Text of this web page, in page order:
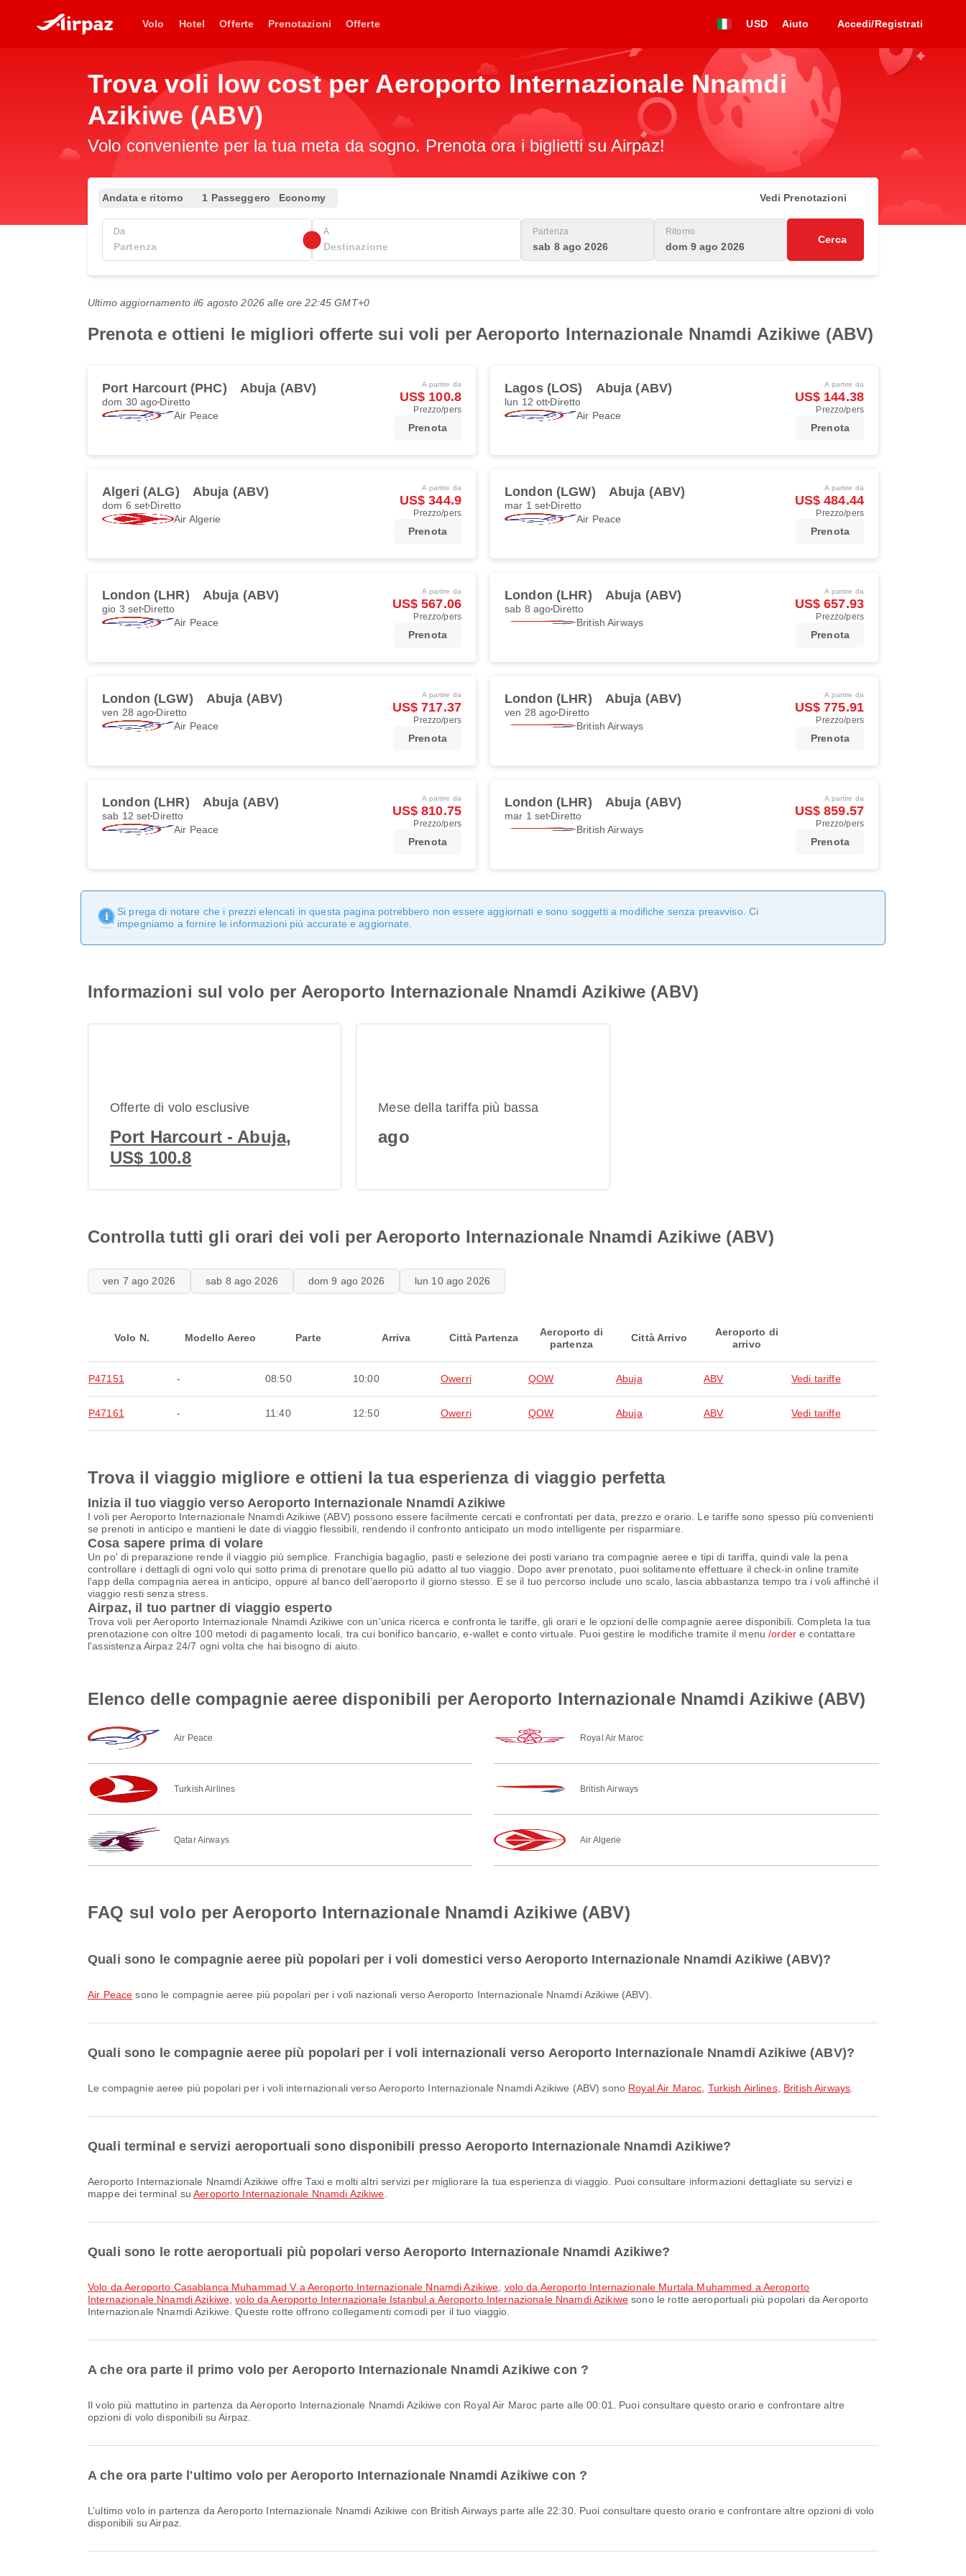
Volo Hotel Offerte Prenotazioni Offerte USD Aiuto Accedi/Registrati
Trova voli low cost per Aeroporto Internazionale Nnamdi
Azikiwe (ABV)
Volo conveniente per la tua meta da sogno. Prenota ora i biglietti su Airpaz!
Andata e ritorno 1 Passeggero Economy Vedi Prenotazioni
Da A Partenza
sab 8 ago 2026
Ritorno
dom 9 ago 2026
Cerca
Ultimo aggiornamento il6 agosto 2026 alle ore 22:45 GMT+0
Prenota e ottieni le migliori offerte sui voli per Aeroporto Internazionale Nnamdi Azikiwe (ABV)
Port Harcourt (PHC) Abuja (ABV)
dom 30 ago Diretto
Air Peace
A partire da
US$ 100.8
Prezzo/pers
Prenota
Lagos (LOS) Abuja (ABV)
lun 12 ott Diretto
Air Peace
A partire da
US$ 144.38
Prezzo/pers
Prenota
Algeri (ALG) Abuja (ABV)
dom 6 set Diretto
Air Algerie
A partire da
US$ 344.9
Prezzo/pers
Prenota
London (LGW) Abuja (ABV)
mar 1 set Diretto
Air Peace
A partire da
US$ 484.44
Prezzo/pers
Prenota
London (LHR) Abuja (ABV)
gio 3 set Diretto
Air Peace
A partire da
US$ 567.06
Prezzo/pers
Prenota
London (LHR) Abuja (ABV)
sab 8 ago Diretto
British Airways
A partire da
US$ 657.93
Prezzo/pers
Prenota
London (LGW) Abuja (ABV)
ven 28 ago Diretto
Air Peace
A partire da
US$ 717.37
Prezzo/pers
Prenota
London (LHR) Abuja (ABV)
ven 28 ago Diretto
British Airways
A partire da
US$ 775.91
Prezzo/pers
Prenota
London (LHR) Abuja (ABV)
sab 12 set Diretto
Air Peace
A partire da
US$ 810.75
Prezzo/pers
Prenota
London (LHR) Abuja (ABV)
mar 1 set Diretto
British Airways
A partire da
US$ 859.57
Prezzo/pers
Prenota
Si prega di notare che i prezzi elencati in questa pagina potrebbero non essere aggiornati e sono soggetti a modifiche senza preavviso. Ci
impegniamo a fornire le informazioni più accurate e aggiornate.
Informazioni sul volo per Aeroporto Internazionale Nnamdi Azikiwe (ABV)
Offerte di volo esclusive
Port Harcourt - Abuja,
US$ 100.8
Mese della tariffa più bassa
ago
Controlla tutti gli orari dei voli per Aeroporto Internazionale Nnamdi Azikiwe (ABV)
ven 7 ago 2026 sab 8 ago 2026 dom 9 ago 2026 lun 10 ago 2026
Volo N. Modello Aereo Parte Arriva Città Partenza
Aeroporto di
partenza
Città Arrivo
Aeroporto di
arrivo
P47151 - 08:50 10:00 Owerri QOW Abuja ABV Vedi tariffe
P47161 - 11:40 12:50 Owerri QOW Abuja ABV Vedi tariffe
Trova il viaggio migliore e ottieni la tua esperienza di viaggio perfetta
Inizia il tuo viaggio verso Aeroporto Internazionale Nnamdi Azikiwe
I voli per Aeroporto Internazionale Nnamdi Azikiwe (ABV) possono essere facilmente cercati e confrontati per data, prezzo e orario. Le tariffe sono spesso più convenienti
se prenoti in anticipo e mantieni le date di viaggio flessibili, rendendo il confronto anticipato un modo intelligente per risparmiare.
Cosa sapere prima di volare
Un po' di preparazione rende il viaggio più semplice. Franchigia bagaglio, pasti e selezione dei posti variano tra compagnie aeree e tipi di tariffa, quindi vale la pena
controllare i dettagli di ogni volo qui sotto prima di prenotare quello più adatto al tuo viaggio. Dopo aver prenotato, puoi solitamente effettuare il check-in online tramite
l'app della compagnia aerea in anticipo, oppure al banco dell'aeroporto il giorno stesso. E se il tuo percorso include uno scalo, lascia abbastanza tempo tra i voli affinché il
viaggio resti senza stress.
Airpaz, il tuo partner di viaggio esperto
Trova voli per Aeroporto Internazionale Nnamdi Azikiwe con un'unica ricerca e confronta le tariffe, gli orari e le opzioni delle compagnie aeree disponibili. Completa la tua
prenotazione con oltre 100 metodi di pagamento locali, tra cui bonifico bancario, e-wallet e conto virtuale. Puoi gestire le modifiche tramite il menu/order e contattare
l'assistenza Airpaz 24/7 ogni volta che hai bisogno di aiuto.
Elenco delle compagnie aeree disponibili per Aeroporto Internazionale Nnamdi Azikiwe (ABV)
Air Peace Royal Air Maroc
Turkish Airlines British Airways
Qatar Airways Air Algerie
FAQ sul volo per Aeroporto Internazionale Nnamdi Azikiwe (ABV)
Quali sono le compagnie aeree più popolari per i voli domestici verso Aeroporto Internazionale Nnamdi Azikiwe (ABV)?
Air Peace sono le compagnie aeree più popolari per i voli nazionali verso Aeroporto Internazionale Nnamdi Azikiwe (ABV).
Quali sono le compagnie aeree più popolari per i voli internazionali verso Aeroporto Internazionale Nnamdi Azikiwe (ABV)?
Le compagnie aeree più popolari per i voli internazionali verso Aeroporto Internazionale Nnamdi Azikiwe (ABV) sono Royal Air Maroc Turkish Airlines, British Airways
Quali terminal e servizi aeroportuali sono disponibili presso Aeroporto Internazionale Nnamdi Azikiwe?
Aeroporto Internazionale Nnamdi Azikiwe offre Taxi e molti altri servizi per migliorare la tua esperienza di viaggio. Puoi consultare informazioni dettagliate su servizi e
mappe dei terminal suAeroporto Internazionale Nnamdi Azikiwe
Quali sono le rotte aeroportuali più popolari verso Aeroporto Internazionale Nnamdi Azikiwe?
volo da Aeroporto Casablanca Muhammad V a Aeroporto Internazionale Nnamdi Azikiwe volo da Aeroporto Internazionale Murtala Muhammed a Aeroporto
Internazionale Nnamdi Azikiwe ,volo da Aeroporto Internazionale Istanbul a Aeroporto Internazionale Nnamdi Azikiwesono le rotte aeroportuali più popolari da Aeroporto
Internazionale Nnamdi Azikiwe. Queste rotte offrono collegamenti comodi per il tuo viaggio.
A che ora parte il primo volo per Aeroporto Internazionale Nnamdi Azikiwe con ?
Il volo più mattutino in partenza da Aeroporto Internazionale Nnamdi Azikiwe con Royal Air Maroc parte alle 00:01. Puoi consultare questo orario e confrontare altre
opzioni di volo disponibili su Airpaz.
A che ora parte l'ultimo volo per Aeroporto Internazionale Nnamdi Azikiwe con ?
L’ultimo volo in partenza da Aeroporto Internazionale Nnamdi Azikiwe con British Airways parte alle 22:30. Puoi consultare questo orario e confrontare altre opzioni di volo
disponibili su Airpaz.